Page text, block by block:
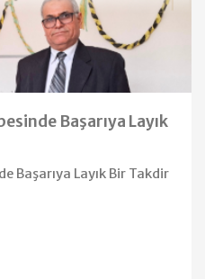
Başarıya Layık
Başarıya Layık Bir Takdir